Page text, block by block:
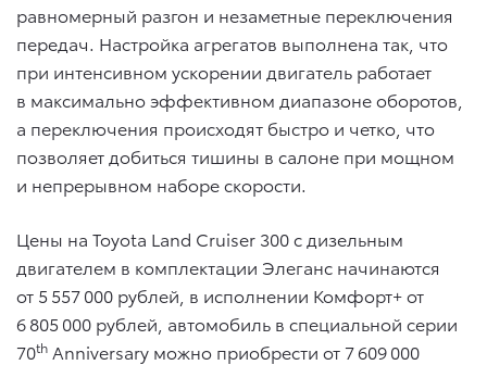
равномерный разгон и незаметные переключения
передач. Настройка агрегатов выполнена так, что
при интенсивном ускорении двигатель работает
в максимально эффективном диапазоне оборотов,
а переключения происходят быстро и четко, что
позволяет добиться тишины в салоне при мощном
и непрерывном наборе скорости.
Цены на Toyota Land Cruiser 300 с дизельным
двигателем в комплектации Элеганс начинаются
от 5 557 000 рублей, в исполнении Комфорт+ от
6 805 000 рублей, автомобиль в специальной серии
70th Anniversary можно приобрести от 7 609 000